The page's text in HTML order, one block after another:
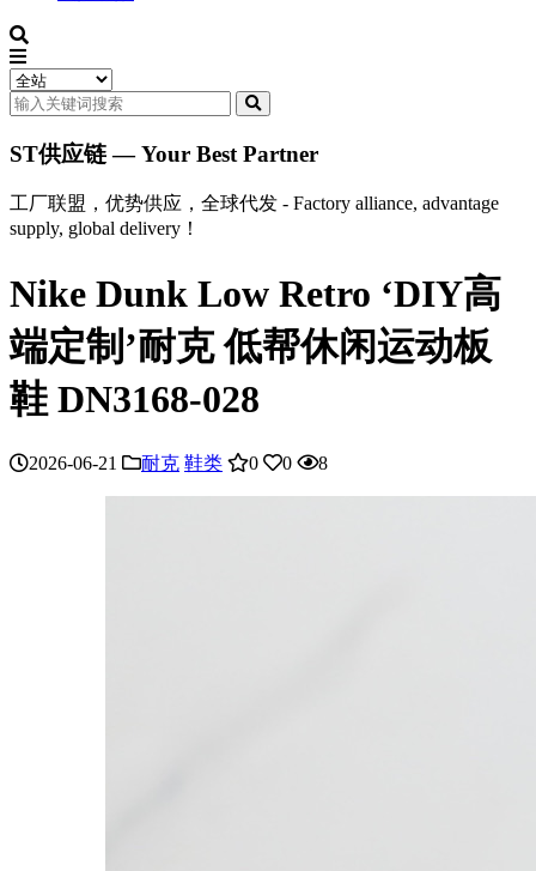
ST供应链 — Your Best Partner
工厂联盟，优势供应，全球代发 - Factory alliance, advantage
supply, global delivery！
Nike Dunk Low Retro ‘DIY高
端定制’耐克 低帮休闲运动板
鞋 DN3168-028
2026-06-21 耐克 鞋类 0 0 8